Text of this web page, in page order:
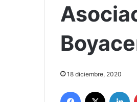
18 diciembre, 2020
Facebook